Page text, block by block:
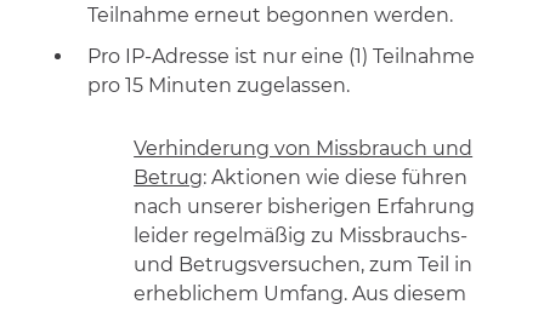
Teilnahme erneut begonnen werden.
Pro IP-Adresse ist nur eine (1) Teilnahme
pro 15 Minuten zugelassen.
Verhinderung von Missbrauch und
Betrug: Aktionen wie diese führen
nach unserer bisherigen Erfahrung
leider regelmäßig zu Missbrauchs-
und Betrugsversuchen, zum Teil in
erheblichem Umfang. Aus diesem